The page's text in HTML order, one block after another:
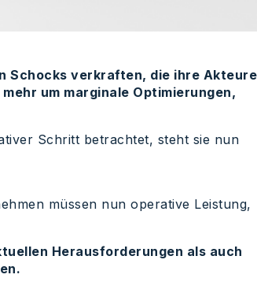
Schocks verkraften, die ihre Akteure
um marginale Optimierungen,
Schritt betrachtet, steht sie nun
müssen nun operative Leistung,
Herausforderungen als auch